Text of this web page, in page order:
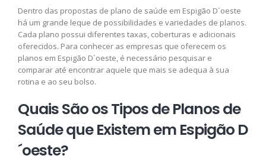
Dentro das propostas de plano de saúde em Espigão D´oeste
há um grande leque de possibilidades e variedades de planos.
Cada plano possui diferentes taxas, coberturas e adicionais
oferecidos. Para conhecer as empresas que oferecem os
planos em Espigão D´oeste, é necessário pesquisar e
comparar até encontrar aquele que mais se adequa à sua
rotina e ao seu bolso.
Quais São os Tipos de Planos de
Saúde que Existem em Espigão D
´oeste?